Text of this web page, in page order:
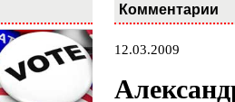
Комментарии
12.03.2009